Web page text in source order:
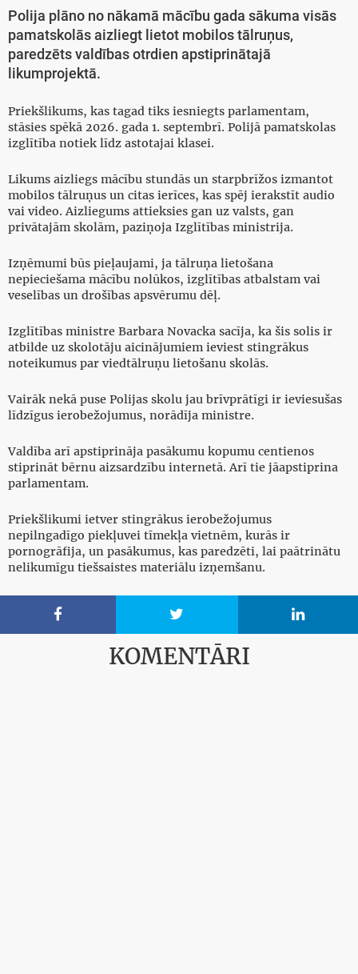
Polija plāno no nākamā mācību gada sākuma visās
pamatskolās aizliegt lietot mobilos tālruņus,
paredzēts valdības otrdien apstiprinātajā
likumprojektā.
Priekšlikums, kas tagad tiks iesniegts parlamentam,
stāsies spēkā 2026. gada 1. septembrī. Polijā pamatskolas
izglītība notiek līdz astotajai klasei.
Likums aizliegs mācību stundās un starpbrīžos izmantot
mobilos tālruņus un citas ierīces, kas spēj ierakstīt audio
vai video. Aizliegums attieksies gan uz valsts, gan
privātajām skolām, paziņoja Izglītības ministrija.
Izņēmumi būs pieļaujami, ja tālruņa lietošana
nepieciešama mācību nolūkos, izglītības atbalstam vai
veselības un drošības apsvērumu dēļ.
Izglītības ministre Barbara Novacka sacīja, ka šis solis ir
atbilde uz skolotāju aicinājumiem ieviest stingrākus
noteikumus par viedtālruņu lietošanu skolās.
Vairāk nekā puse Polijas skolu jau brīvprātīgi ir ieviesušas
līdzīgus ierobežojumus, norādīja ministre.
Valdība arī apstiprināja pasākumu kopumu centienos
stiprināt bērnu aizsardzību internetā. Arī tie jāapstiprina
parlamentam.
Priekšlikumi ietver stingrākus ierobežojumus
nepilngadīgo piekļuvei tīmekļa vietnēm, kurās ir
pornogrāfija, un pasākumus, kas paredzēti, lai paātrinātu
nelikumīgu tiešsaistes materiālu izņemšanu.
  
KOMENTĀRI